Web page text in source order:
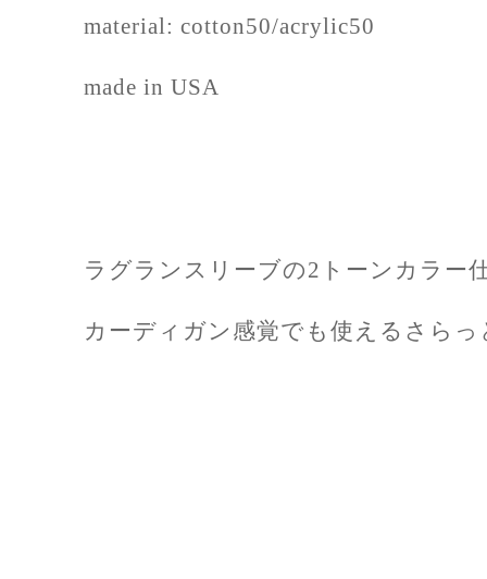
material: cotton50/acrylic50
made in USA
ラグランスリーブの2トーンカラー
カーディガン感覚でも使えるさらっ